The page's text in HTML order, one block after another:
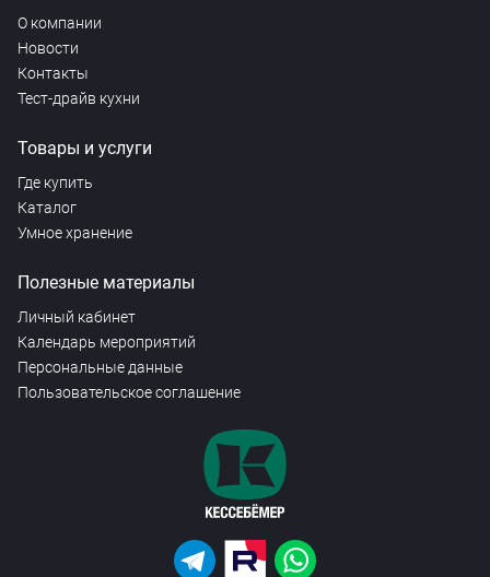
О компании
Новости
Контакты
Тест-драйв кухни
Товары и услуги
Где купить
Каталог
Умное хранение
Полезные материалы
Личный кабинет
Календарь мероприятий
Персональные данные
Пользовательское соглашение